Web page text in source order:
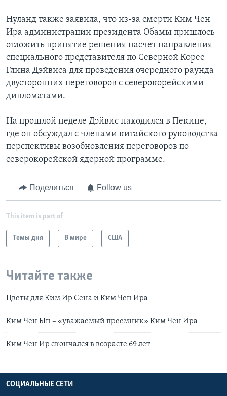
Нуланд также заявила, что из-за смерти Ким Чен
Ира администрации президента Обамы пришлось
отложить принятие решения насчет направления
специального представителя по Северной Корее
Глина Дэйвиса для проведения очередного раунда
двусторонних переговоров с северокорейскими
дипломатами.
На прошлой неделе Дэйвис находился в Пекине,
где он обсуждал с членами китайского руководства
перспективы возобновления переговоров по
северокорейской ядерной программе.
Поделиться Follow us
This item is part of
Темы дня В мире США
Читайте также
Цветы для Ким Ир Сена и Ким Чен Ира
Ким Чен Ын – «уважаемый преемник» Ким Чен Ира
Ким Чен Ир скончался в возрасте 69 лет
СОЦИАЛЬНЫЕ СЕТИ